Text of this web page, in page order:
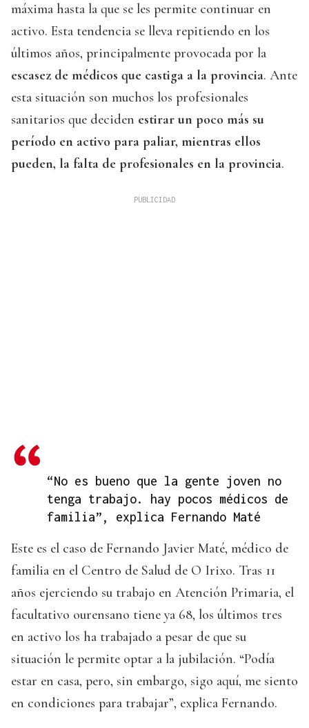
máxima hasta la que se les permite continuar en
activo. Esta tendencia se lleva repitiendo en los
últimos años, principalmente provocada por la
escasez de médicos que castiga a la provincia. Ante
esta situación son muchos los profesionales
sanitarios que deciden estirar un poco más su
período en activo para paliar, mientras ellos
pueden, la falta de profesionales en la provincia.
“No es bueno que la gente joven no
tenga trabajo. hay pocos médicos de
familia”, explica Fernando Maté
Este es el caso de Fernando Javier Maté, médico de
familia en el Centro de Salud de O Irixo. Tras 11
años ejerciendo su trabajo en Atención Primaria, el
facultativo ourensano tiene ya 68, los últimos tres
en activo los ha trabajado a pesar de que su
situación le permite optar a la jubilación. “Podía
estar en casa, pero, sin embargo, sigo aquí, me siento
en condiciones para trabajar”, explica Fernando.